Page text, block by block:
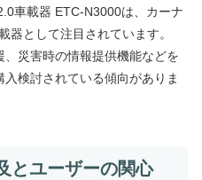
車載器 ETC-N3000は、カーナ
器として注目されています。
災害時の情報提供機能などを
検討されている傾向がありま
とユーザーの関心